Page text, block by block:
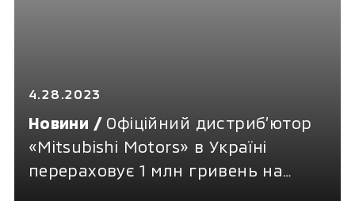
4.28.2023
Новини / Офіційний дистриб’ютор
«Mitsubishi Motors» в Україні
перераховує 1 млн гривень на